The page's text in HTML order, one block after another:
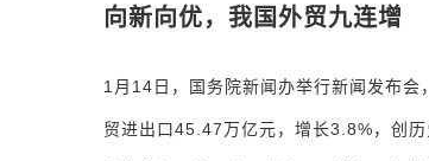
向新向优，我国外贸九连增
1月14日，国务院新闻办举行新闻发布
贸进出口45.47万亿元，增长3.8%，创